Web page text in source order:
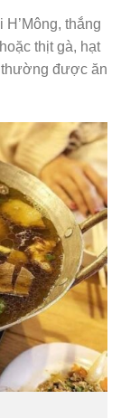
thắng
thịt gà, hạt
thường được ăn